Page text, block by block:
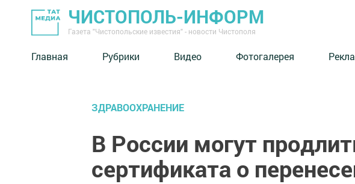
ЧИСТОПОЛЬ-ИНФОРМ
Газета "Чистопольские известия" - новости Чистополя
Главная Рубрики Видео Фотогалерея
ЗДРАВООХРАНЕНИЕ
В России могут
сертификата о